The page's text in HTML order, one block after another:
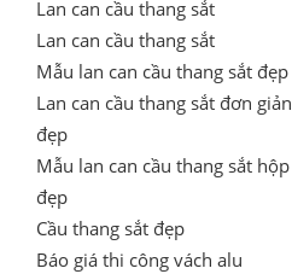
Lan can cầu thang sắt
Lan can cầu thang sắt
Mẫu lan can cầu thang sắt đẹp
Lan can cầu thang sắt đơn giản
đẹp
Mẫu lan can cầu thang sắt hộp
đẹp
Cầu thang sắt đẹp
Báo giá thi công vách alu